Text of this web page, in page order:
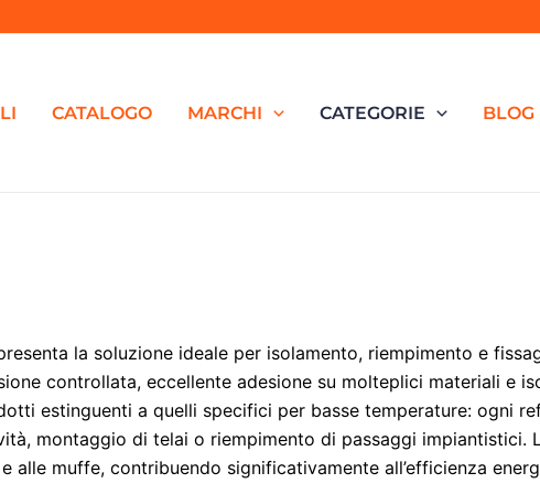
CATALOGO MARCHI CATEGORIE BLOG
la soluzione ideale per isolamento, riempimento e
controllata, eccellente adesione su molteplici materiali e
estinguenti a quelli specifici per basse temperature: ogni
montaggio di telai o riempimento di passaggi impiantistici.
alle muffe, contribuendo significativamente all’efficienza